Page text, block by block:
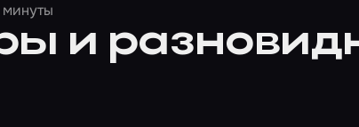
минуты
и